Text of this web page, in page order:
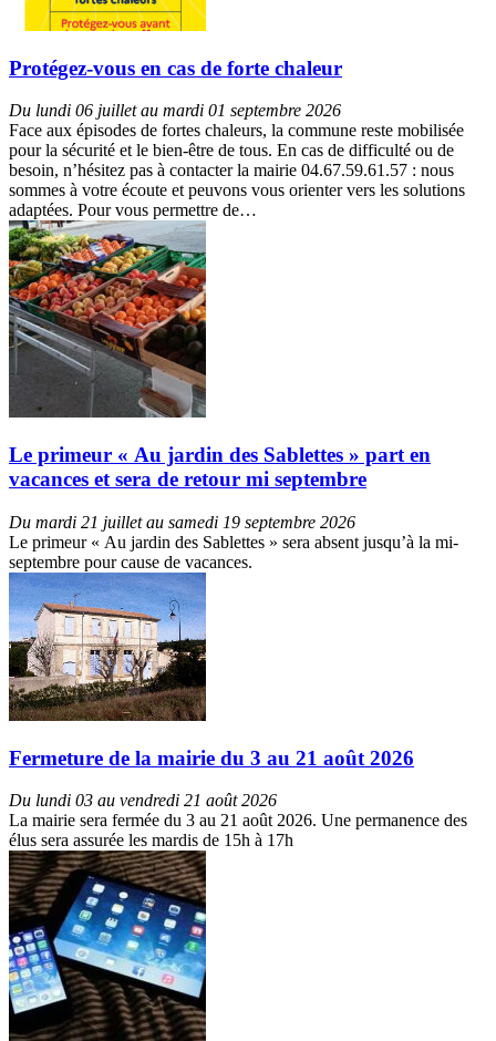
Protégez-vous en cas de forte chaleur
Du lundi 06 juillet au mardi 01 septembre 2026
Face aux épisodes de fortes chaleurs, la commune reste mobilisée
pour la sécurité et le bien-être de tous. En cas de difficulté ou de
besoin, n’hésitez pas à contacter la mairie 04.67.59.61.57 : nous
sommes à votre écoute et peuvons vous orienter vers les solutions
adaptées. Pour vous permettre de…
Le primeur « Au jardin des Sablettes » part en
vacances et sera de retour mi septembre
Du mardi 21 juillet au samedi 19 septembre 2026
Le primeur « Au jardin des Sablettes » sera absent jusqu’à la mi-
septembre pour cause de vacances.
Fermeture de la mairie du 3 au 21 août 2026
Du lundi 03 au vendredi 21 août 2026
La mairie sera fermée du 3 au 21 août 2026. Une permanence des
élus sera assurée les mardis de 15h à 17h